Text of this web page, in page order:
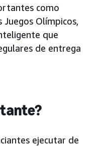
como
Olímpicos,
que
de entrega
ejecutar de